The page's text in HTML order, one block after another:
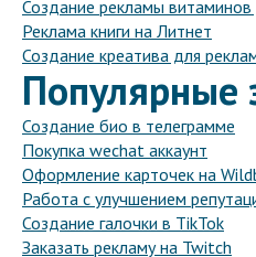
Создание рекламы
Реклама книги на Литнет
Создание креатива для
Популярные
Создание био в телеграмме
Покупка wechat аккаунт
Оформление карточек на
Работа с улучшением
Создание галочки в TikTok
Заказать рекламу на Twitch